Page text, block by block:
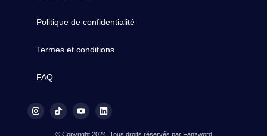
Politique de confidentialité
Termes et conditions
FAQ
© Copyright 2024, Tous droits réservés par Fanzword